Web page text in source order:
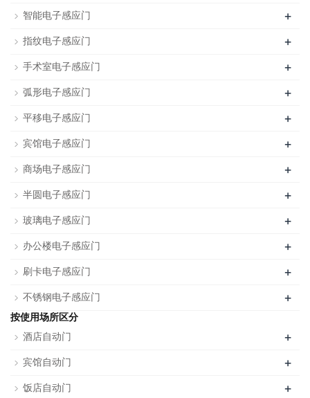
智能电子感应门 +
指纹电子感应门 +
手术室电子感应门 +
弧形电子感应门 +
平移电子感应门 +
宾馆电子感应门 +
商场电子感应门 +
半圆电子感应门 +
玻璃电子感应门 +
办公楼电子感应门 +
刷卡电子感应门 +
不锈钢电子感应门 +
按使用场所区分
酒店自动门
+
宾馆自动门 +
饭店自动门 +